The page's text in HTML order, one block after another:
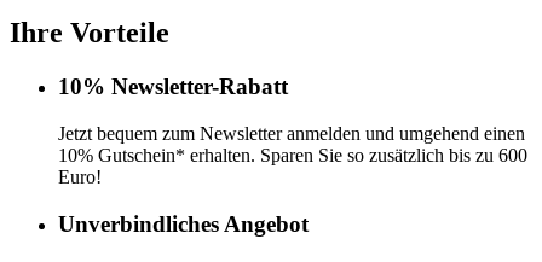
Ihre Vorteile
10% Newsletter-Rabatt
Jetzt bequem zum Newsletter anmelden und umgehend einen
10% Gutschein* erhalten. Sparen Sie so zusätzlich bis zu 600
Euro!
Unverbindliches Angebot